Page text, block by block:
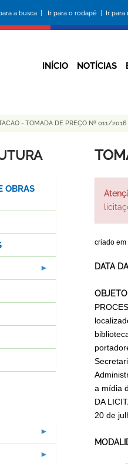
a busca | Ir para o rodapé | Ir para
INÍCIO NOTÍCIAS
- TOMADA DE PREÇO Nº 011/2016
criado em
DATA
a mídia
DA
20 de
OBRAS